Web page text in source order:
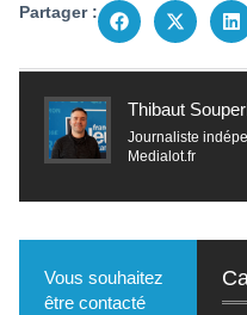
Partager :
Thibaut
Journaliste
Medialot.fr
Vous souhaitez
être contacté